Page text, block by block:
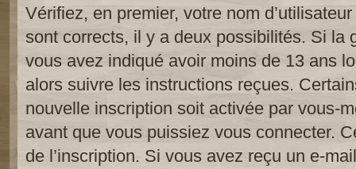
Vérifiez, en premier, votre nom
sont corrects, il y a deux possibilités. Si la
vous avez indiqué avoir moins de 13 ans
alors suivre les instructions reçues.
nouvelle inscription soit activée par vous-
avant que vous puissiez vous connecter.
de l’inscription. Si vous avez reçu un e-